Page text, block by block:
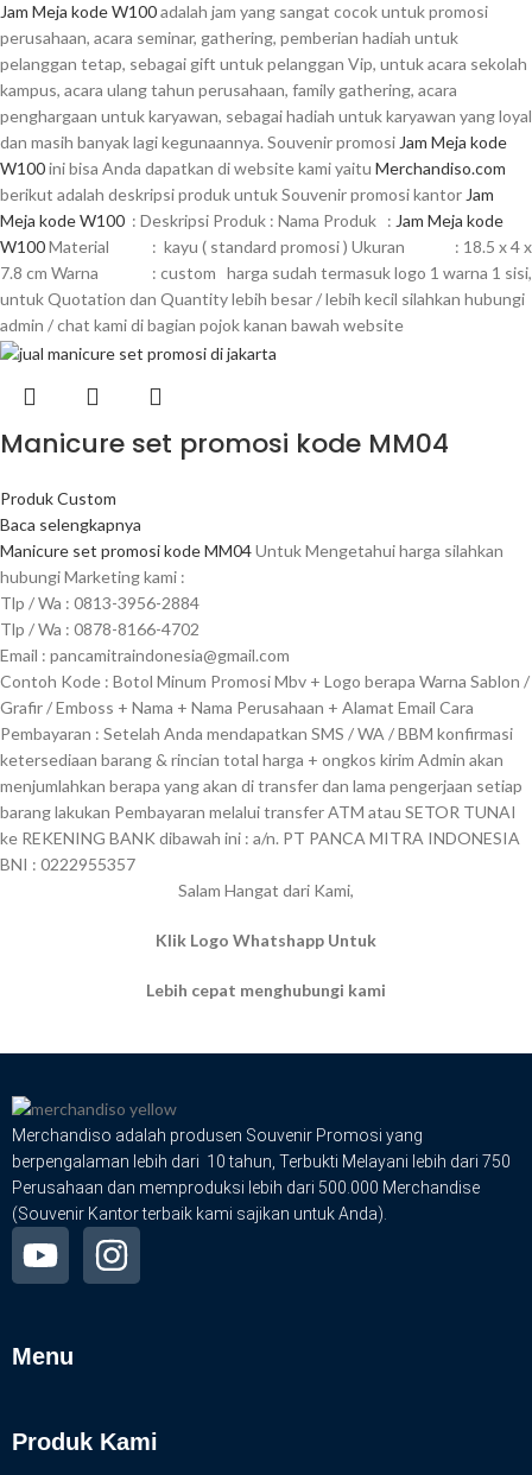
Jam Meja kode W100adalah jam yang sangat cocok untuk promosi
perusahaan, acara seminar, gathering, pemberian hadiah untuk
pelanggan tetap, sebagai gift untuk pelanggan Vip, untuk acara sekolah
kampus, acara ulang tahun perusahaan, family gathering, acara
penghargaan untuk karyawan, sebagai hadiah untuk karyawan yang loyal
dan masih banyak lagi kegunaannya. Souvenir promosi Jam Meja kode
W100ini bisa Anda dapatkan di website kami yaitu Merchandiso.com
berikut adalah deskripsi produk untuk Souvenir promosi kantor Jam
Meja kode W100 : Deskripsi Produk : Nama Produk : Jam Meja kode
W100Material : kayu ( standard promosi ) Ukuran : 18.5 x 4 x
7.8 cm Warna : custom harga sudah termasuk logo 1 warna 1 sisi,
untuk Quotation dan Quantity lebih besar / lebih kecil silahkan hubungi
admin / chat kami di bagian pojok kanan bawah website
Manicure set promosi kode MM04
Produk Custom
Baca selengkapnya
Manicure set promosi kode MM04Untuk Mengetahui harga silahkan
hubungi Marketing kami :
Tlp / Wa : 0813-3956-2884
Tlp / Wa : 0878-8166-4702
Email : pancamitraindonesia@gmail.com
Contoh Kode : Botol Minum Promosi Mbv + Logo berapa Warna Sablon /
Grafir / Emboss + Nama + Nama Perusahaan + Alamat Email Cara
Pembayaran : Setelah Anda mendapatkan SMS / WA / BBM konfirmasi
ketersediaan barang & rincian total harga + ongkos kirim Admin akan
menjumlahkan berapa yang akan di transfer dan lama pengerjaan setiap
barang lakukan Pembayaran melalui transfer ATM atau SETOR TUNAI
ke REKENING BANK dibawah ini : a/n. PT PANCA MITRA INDONESIA
BNI : 0222955357
Salam Hangat dari Kami,
Klik Logo Whatshapp Untuk
Lebih cepat menghubungi kami
Merchandiso adalah produsen Souvenir Promosi yang
berpengalaman lebih dari 10 tahun, Terbukti Melayani lebih dari 750
Perusahaan dan memproduksi lebih dari 500.000 Merchandise
(Souvenir Kantor terbaik kami sajikan untuk Anda).
Menu
Produk Kami